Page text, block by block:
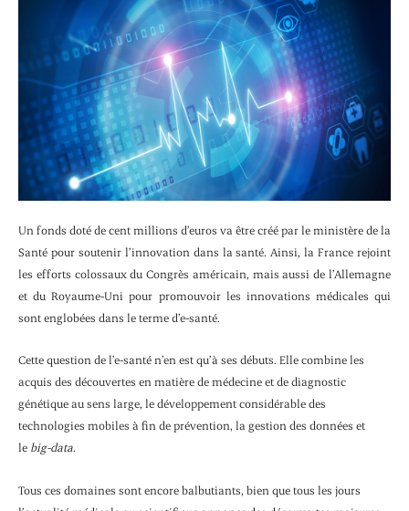
Un fonds doté de cent millions d’euros va être créé par le ministère de la
Santé pour soutenir l’innovation dans la santé. Ainsi, la France rejoint
les efforts colossaux du Congrès américain, mais aussi de l’Allemagne
et du Royaume-Uni pour promouvoir les innovations médicales qui
sont englobées dans le terme d’e-santé.
Cette question de l’e-santé n’en est qu’à ses débuts. Elle combine les
acquis des découvertes en matière de médecine et de diagnostic
génétique au sens large, le développement considérable des
technologies mobiles à fin de prévention, la gestion des données et
le big-data.
Tous ces domaines sont encore balbutiants, bien que tous les jours